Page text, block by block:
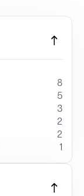
8
5
3
2
2
1